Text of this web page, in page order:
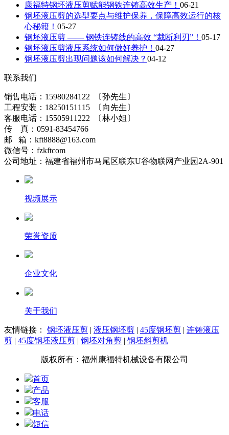
康福特钢坯液压剪赋能钢铁连铸高效生产！ 06-21
钢坯液压剪的选型要点与维护保养，保障高效运行的核
心秘籍！ 05-27
钢坯液压剪 —— 钢铁连铸线的高效 “裁断利刃”！ 05-17
钢坯液压剪液压系统如何做好养护！ 04-27
钢坯液压剪出现问题该如何解决？ 04-12
联系我们
销售电话：15980284122 〔孙先生〕
工程安装：18250151115 〔向先生〕
客服电话：15505911222 〔林小姐〕
传 真：0591-83454766
邮 箱：kft8888@163.com
微信号：fzkftcom
公司地址：福建省福州市马尾区联东U谷物联网产业园2A-901
视频展示
荣誉资质
企业文化
关于我们
友情链接： 钢坯液压剪 | 液压钢坯剪 | 45度钢坯剪 | 连铸液压
剪 | 45度钢坯液压剪 | 钢坯对角剪 | 钢坯斜剪机
版权所有：福州康福特机械设备有限公司
首页
产品
客服
电话
短信